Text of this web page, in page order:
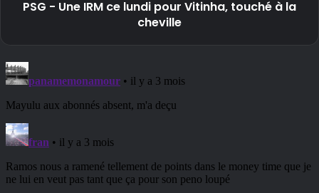
PSG - Une IRM ce lundi pour Vitinha, touché à la
cheville